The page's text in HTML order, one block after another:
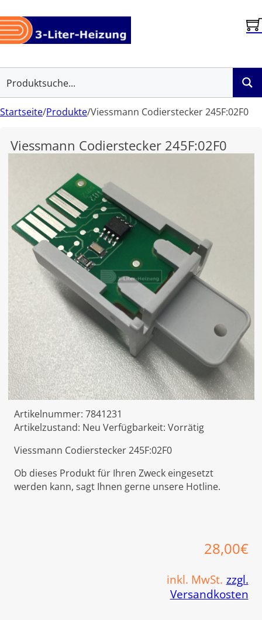
Startseite/Produkte/Viessmann Codierstecker 245F:02F0
Viessmann Codierstecker 245F:02F0
Artikelnummer: 7841231
Artikelzustand: Neu Verfügbarkeit: Vorrätig
Viessmann Codierstecker 245F:02F0
Ob dieses Produkt für Ihren Zweck eingesetzt
werden kann, sagt Ihnen gerne unsere Hotline.
28,00€
inkl. MwSt. zzgl.
Versandkosten